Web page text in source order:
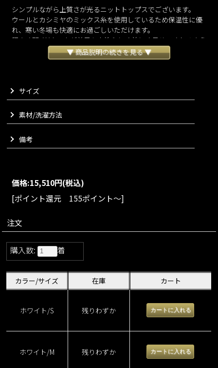
シンプルながら上質さが光るニットトップスでございます。
ウールとカシミヤのミックス糸を使用しているため保温性に優
れ、寒い冬場も快適にお過ごしいただけます。
程よく開くVネックが首元を女性らしく美しく見せてくれるよう
デザインいたしました。
どんなアウターにも響きづらく、スッキリとお召しいただける
なってくれる便利な一着をお楽しみくださいませ。
size：S/M/L color：ブラック/モカ/レッド/ホワイト
▼ 商品説明の続きを見る ▼
サイズ
素材/洗濯方法
備考
価格:15,510円(税込)
[ポイント還元 155ポイント～]
注文
購入数: 着
カラー/サイズ 在庫 カート
ホワイト/S 残りわずか
ホワイト/M 残りわずか